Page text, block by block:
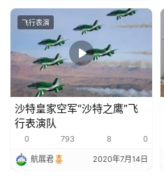
飞行表演
沙特皇家空军“沙特之鹰”飞
行表演队
0 793 8 0
航展君 2020年7月14日